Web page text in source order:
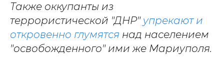
Также оккупанты из
террористической "ДНР" упрекают и
откровенно глумятся над населением
"освобожденного" ими же Мариуполя.